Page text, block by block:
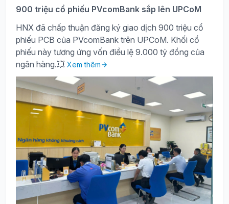
900 triệu cổ phiếu PVcomBank sắp lên UPCoM
HNX đã chấp thuận đăng ký giao dịch 900 triệu cổ
phiếu PCB của PVcomBank trên UPCoM. Khối cổ
phiếu này tương ứng vốn điều lệ 9.000 tỷ đồng của
ngân hàng.💥 Xem thêm